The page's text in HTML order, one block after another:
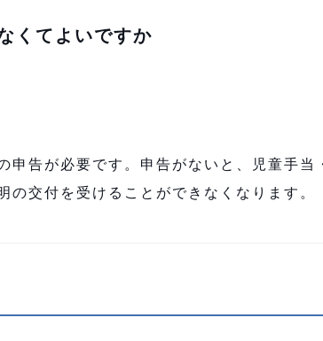
くてよいですか
申告が必要です。申告がないと、児童手当
交付を受けることができなくなります。